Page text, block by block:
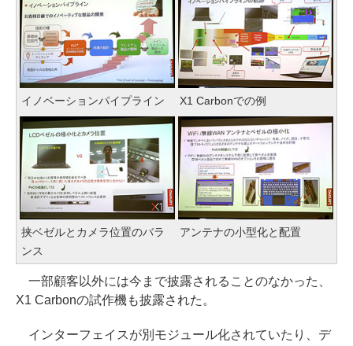
イノベーションパイプライン X1 Carbonでの例
挟ベゼルとカメラ位置のバラ
ンス
アンテナの小型化と配置
一部顧客以外には今まで披露されることのなかった、
X1 Carbonの試作機も披露された。
インターフェイスが別モジュール化されていたり、デ